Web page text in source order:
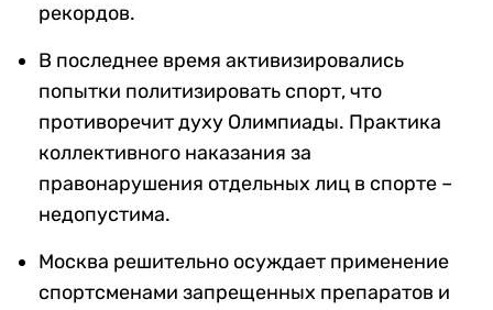
рекордов.
В последнее время активизировались
попытки политизировать спорт, что
противоречит духу Олимпиады. Практика
коллективного наказания за
правонарушения отдельных лиц в спорте –
недопустима.
Москва решительно осуждает применение
спортсменами запрещенных препаратов и